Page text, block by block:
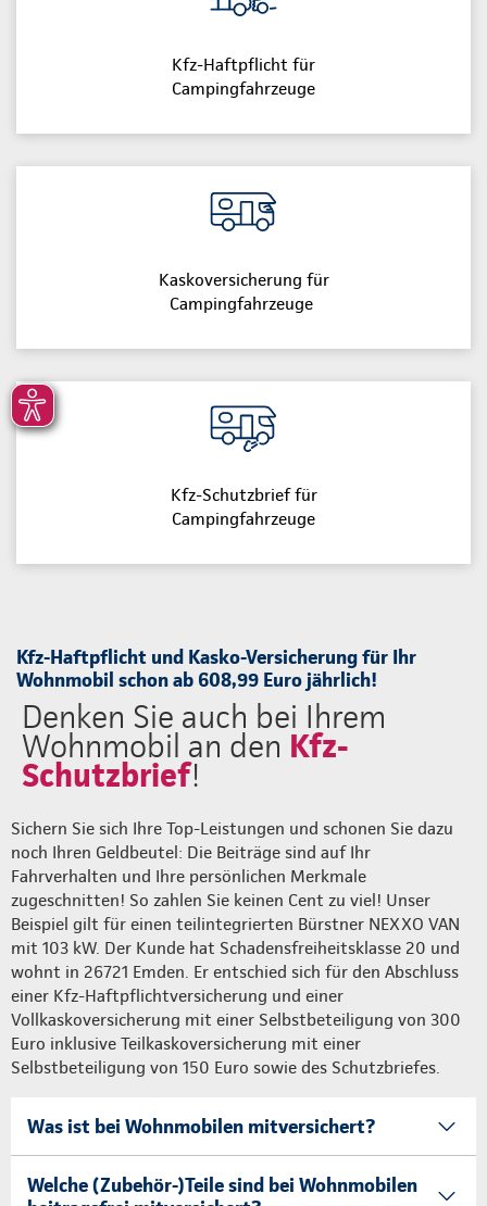
Kfz-Haftpflicht für
Campingfahrzeuge
Kaskoversicherung für
Campingfahrzeuge
Kfz-Schutzbrief für
Campingfahrzeuge
Kfz-Haftpflicht und Kasko-Versicherung für Ihr
Wohnmobil schon ab 608,99 Euro jährlich!
Denken Sie auch bei Ihrem
Wohnmobil an den Kfz-
Schutzbrief!
Sichern Sie sich Ihre Top-Leistungen und schonen Sie dazu
noch Ihren Geldbeutel: Die Beiträge sind auf Ihr
Fahrverhalten und Ihre persönlichen Merkmale
zugeschnitten! So zahlen Sie keinen Cent zu viel! Unser
Beispiel gilt für einen teilintegrierten Bürstner NEXXO VAN
mit 103 kW. Der Kunde hat Schadensfreiheitsklasse 20 und
wohnt in 26721 Emden. Er entschied sich für den Abschluss
einer Kfz-Haftpflichtversicherung und einer
Vollkaskoversicherung mit einer Selbstbeteiligung von 300
Euro inklusive Teilkaskoversicherung mit einer
Selbstbeteiligung von 150 Euro sowie des Schutzbriefes.
Was ist bei Wohnmobilen mitversichert?
Welche (Zubehör-)Teile sind bei Wohnmobilen